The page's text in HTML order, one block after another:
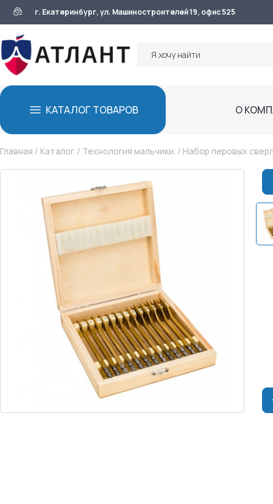
г. Екатеринбург, ул. Машиностроителей 19, офис 525
КАТАЛОГ ТОВАРОВ О
Главная / Каталог / Технология мальчики. / Набор перовых